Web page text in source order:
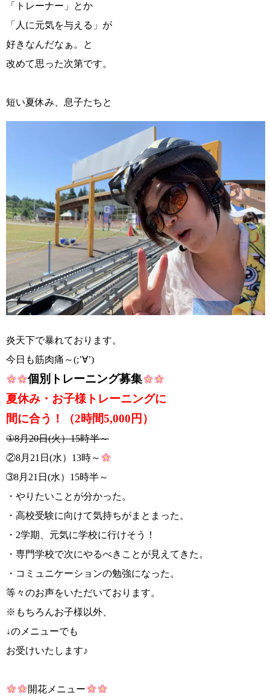
「トレーナー」とか
「人に元気を与える」が
好きなんだなぁ。と
改めて思った次第です。
短い夏休み、息子たちと
炎天下で暴れております。
今日も筋肉痛～(;’∀’)
個別トレーニング募集
夏休み・お子様トレーニングに
間に合う ！（2時間5,000円）
①8月20日(火）15時半～
②8月21日(水）13時～
➂8月21日(水）15時半～
・やりたいことが分かった。
・高校受験に向けて気持ちがまとまった。
・2学期、元気に学校に行けそう！
・専門学校で次にやるべきことが見えてきた。
・コミュニケーションの勉強になった。
等々のお声をいただいております。
※もちろんお子様以外、
↓のメニューでも
お受けいたします♪
開花メニュー